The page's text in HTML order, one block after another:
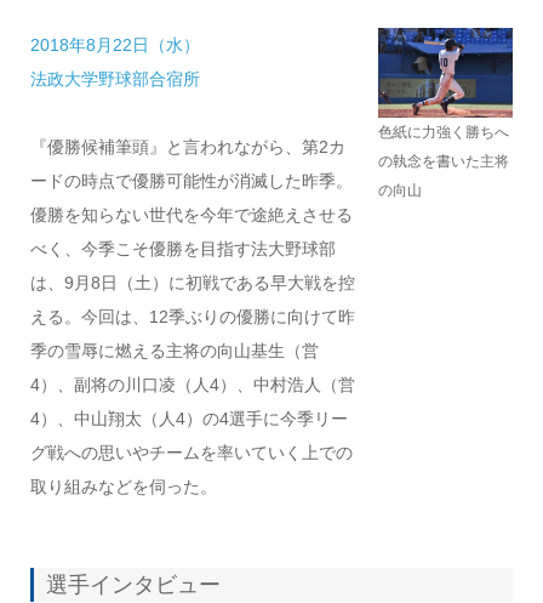
2018年8月22日（水）
法政大学野球部合宿所
『優勝候補筆頭』と言われながら、第2カ
ードの時点で優勝可能性が消滅した昨季。
優勝を知らない世代を今年で途絶えさせる
べく、今季こそ優勝を目指す法大野球部
は、9月8日（土）に初戦である早大戦を控
える。今回は、12季ぶりの優勝に向けて昨
季の雪辱に燃える主将の向山基生（営
4）、副将の川口凌（人4）、中村浩人（営
4）、中山翔太（人4）の4選手に今季リー
グ戦への思いやチームを率いていく上での
取り組みなどを伺った。
色紙に力強く勝ちへ
の執念を書いた主将
の向山
選手インタビュー